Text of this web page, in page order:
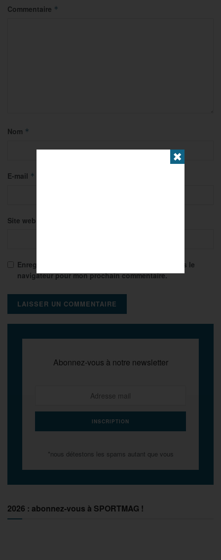
Commentaire *
Nom *
E-mail *
Site web
Enregistrer mon nom, mon e-mail et mon site dans le
navigateur pour mon prochain commentaire.
Abonnez-vous à notre newsletter
*nous détestons les spams autant que vous
2026 : abonnez-vous à SPORTMAG !
✖